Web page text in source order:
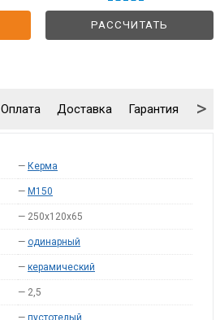
РАССЧИТАТЬ
Оплата Доставка Гарантия >
— Керма
— M150
— 250х120х65
— одинарный
— керамический
— 2,5
— пустотелый